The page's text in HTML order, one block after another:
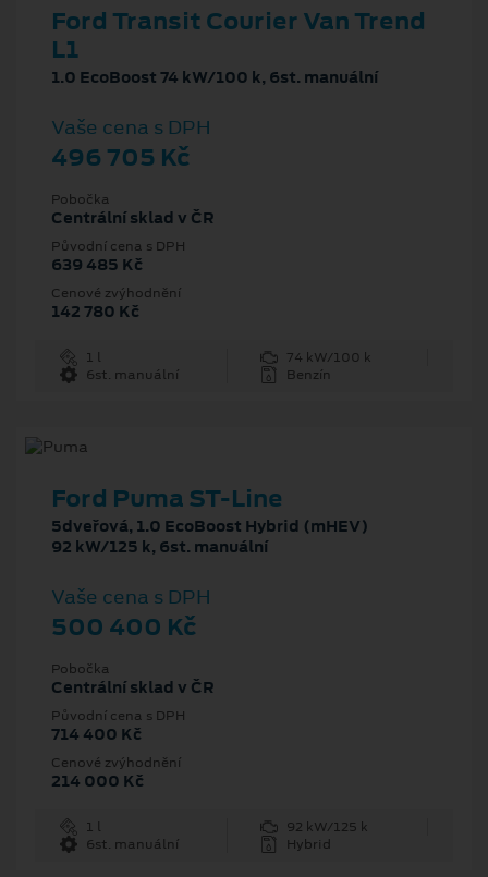
Ford Transit Courier Van Trend
L1
1.0 EcoBoost 74 kW/100 k, 6st. manuální
Vaše cena s DPH
496 705 Kč
Pobočka
Centrální sklad v ČR
Původní cena s DPH
639 485 Kč
Cenové zvýhodnění
142 780 Kč
1 l
74 kW/100 k
6st. manuální
Benzín
Ford Puma ST-Line
5dveřová, 1.0 EcoBoost Hybrid (mHEV)
92 kW/125 k, 6st. manuální
Vaše cena s DPH
500 400 Kč
Pobočka
Centrální sklad v ČR
Původní cena s DPH
714 400 Kč
Cenové zvýhodnění
214 000 Kč
1 l
92 kW/125 k
6st. manuální
Hybrid